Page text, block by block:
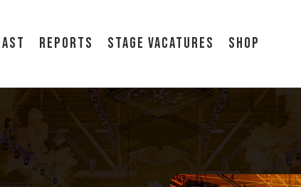
Reports Stage vacatures Shop